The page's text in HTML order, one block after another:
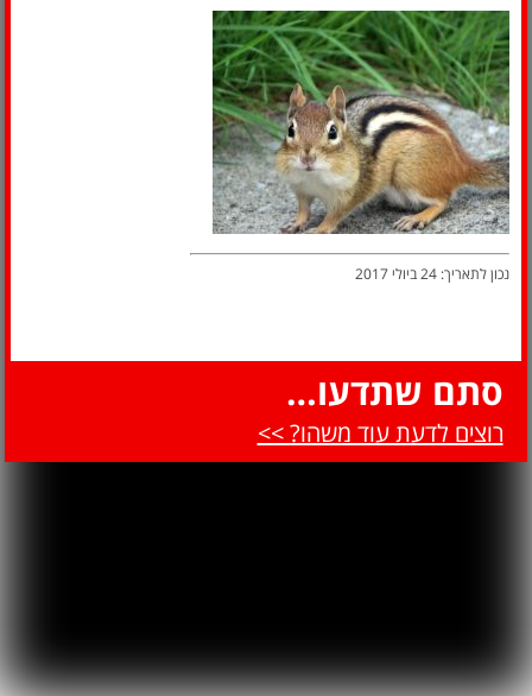
נכון לתאריך: 24 ביולי 2017
סתם שתדעו…
רוצים לדעת עוד משהו? >>